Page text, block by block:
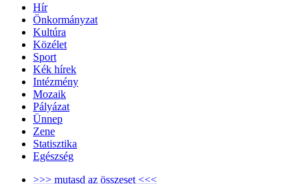
Hír
Önkormányzat
Kultúra
Közélet
Sport
Kék hírek
Intézmény
Mozaik
Pályázat
Ünnep
Zene
Statisztika
Egészség
>>> mutasd az összeset <<<